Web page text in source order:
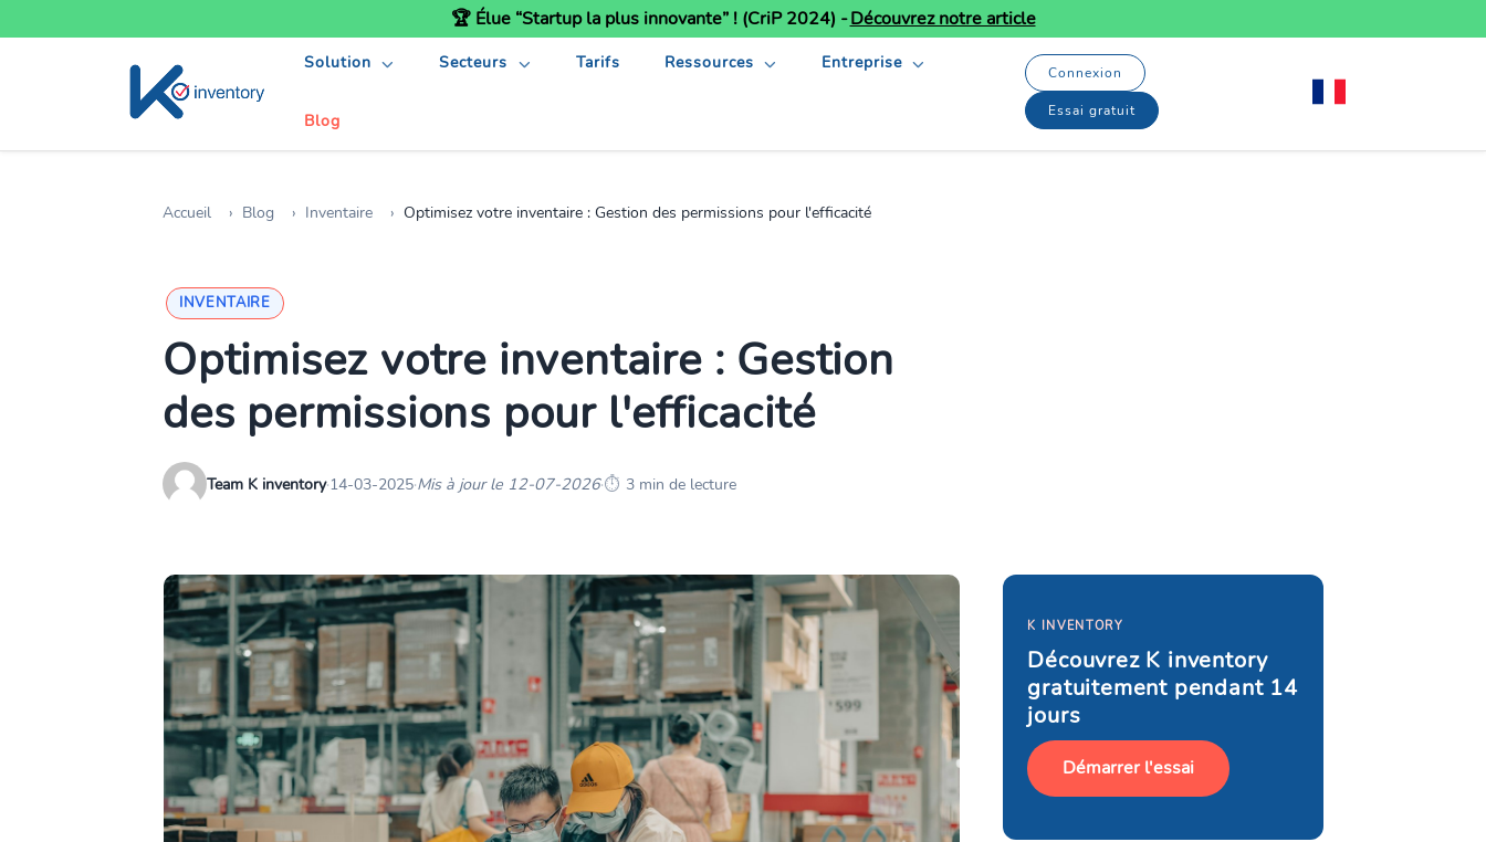
🏆 Élue “Startup la plus innovante” ! (CriP 2024) -Découvrez notre article
Solution Secteurs Tarifs Ressources Entreprise
Blog
Connexion
Essai gratuit
Accueil Blog Inventaire Optimisez votre inventaire : Gestion des permissions pour l'efficacité
INVENTAIRE
Optimisez votre inventaire : Gestion
des permissions pour l'efficacité
Team K inventory·14-03-2025·Mis à jour le 12-07-2026· 3 min de lecture
K INVENTORY
Découvrez K inventory
gratuitement pendant 14
jours
Démarrer l'essai